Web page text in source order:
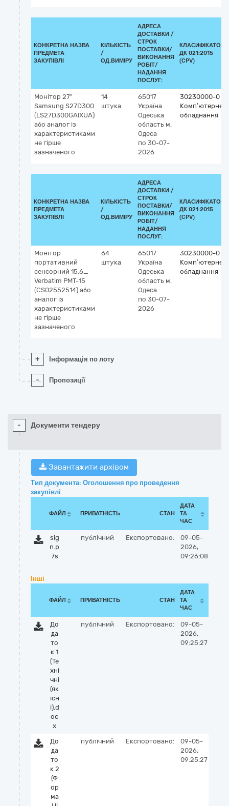
КОНКРЕТНА НАЗВА
ПРЕДМЕТА
ЗАКУПІВЛІ
КІЛЬКІСТЬ
/
ОД.ВИМІРУ
АДРЕСА
ДОСТАВКИ /
СТРОК
ПОСТАВКИ/
ВИКОНАННЯ
РОБІТ/
НАДАННЯ
ПОСЛУГ:
КЛАСИФІКАТОР
ДК 021:2015
(CPV)
Монітор 27"
Samsung S27D300
(LS27D300GAIXUA)
або аналог із
характеристиками
не гірше
зазначеного
14
штука
65017
Україна
Одеська
область м.
Одеса
по 30-07-
2026
30230000-0
Комп’ютерне
обладнання
КОНКРЕТНА НАЗВА
ПРЕДМЕТА
ЗАКУПІВЛІ
КІЛЬКІСТЬ
/
ОД.ВИМІРУ
АДРЕСА
ДОСТАВКИ /
СТРОК
ПОСТАВКИ/
ВИКОНАННЯ
РОБІТ/
НАДАННЯ
ПОСЛУГ:
КЛАСИФІКАТОР
ДК 021:2015
(CPV)
Монітор
портативний
сенсорний 15.6_
Verbatim PMT-15
(CS02552514) або
аналог із
характеристиками
не гірше
зазначеного
64
штука
65017
Україна
Одеська
область м.
Одеса
по 30-07-
2026
30230000-0
Комп’ютерне
обладнання
+ Інформація по лоту
- Пропозиції
- Документи тендеру
Завантажити архівом
Тип документа: Оголошення про проведення
закупівлі
ФАЙЛ ПРИВАТНІСТЬ СТАН
ДАТА
ТА
ЧАС
sig
n.p
7s
публічний Експортовано:
09-05-
2026,
09:26:08
Інші
ФАЙЛ ПРИВАТНІСТЬ СТАН
ДАТА
ТА
ЧАС
До
да
то
к 1
(Те
хні
чні
(як
існ
і).d
oc
x
публічний Експортовано:
09-05-
2026,
09:25:27
До
да
то
к 2
(Ф
ор
ма
публічний Експортовано:
09-05-
2026,
09:25:27